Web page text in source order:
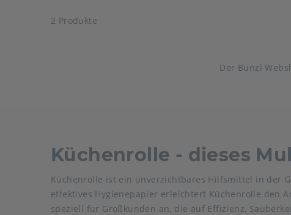
2 Produkte
Der Bunzl
Küchenrolle - dieses
Küchenrolle ist ein unverzichtbares Hilfsmittel in der
effektives Hygienepapier erleichtert Küchenrolle den
speziell für Großkunden an, die auf Effizienz,